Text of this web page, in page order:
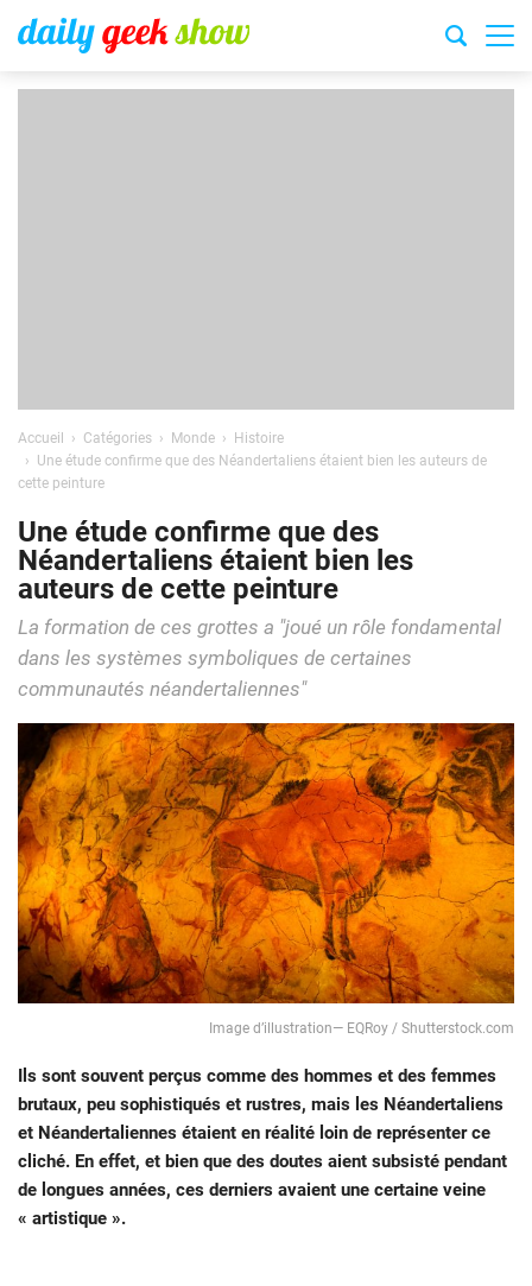
Accueil Catégories Monde
Histoire
Une étude confirme que des Néandertaliens étaient bien les auteurs de
cette peinture
Une étude confirme que des
Néandertaliens étaient bien les
auteurs de cette peinture
La formation de ces grottes a "joué un rôle fondamental
dans les systèmes symboliques de certaines
communautés néandertaliennes"
Image d’illustration― EQRoy / Shutterstock.com
Ils sont souvent perçus comme des hommes et des femmes
brutaux, peu sophistiqués et rustres, mais les Néandertaliens
et Néandertaliennes étaient en réalité loin de représenter ce
cliché. En effet, et bien que des doutes aient subsisté pendant
de longues années, ces derniers avaient une certaine veine
« artistique ».